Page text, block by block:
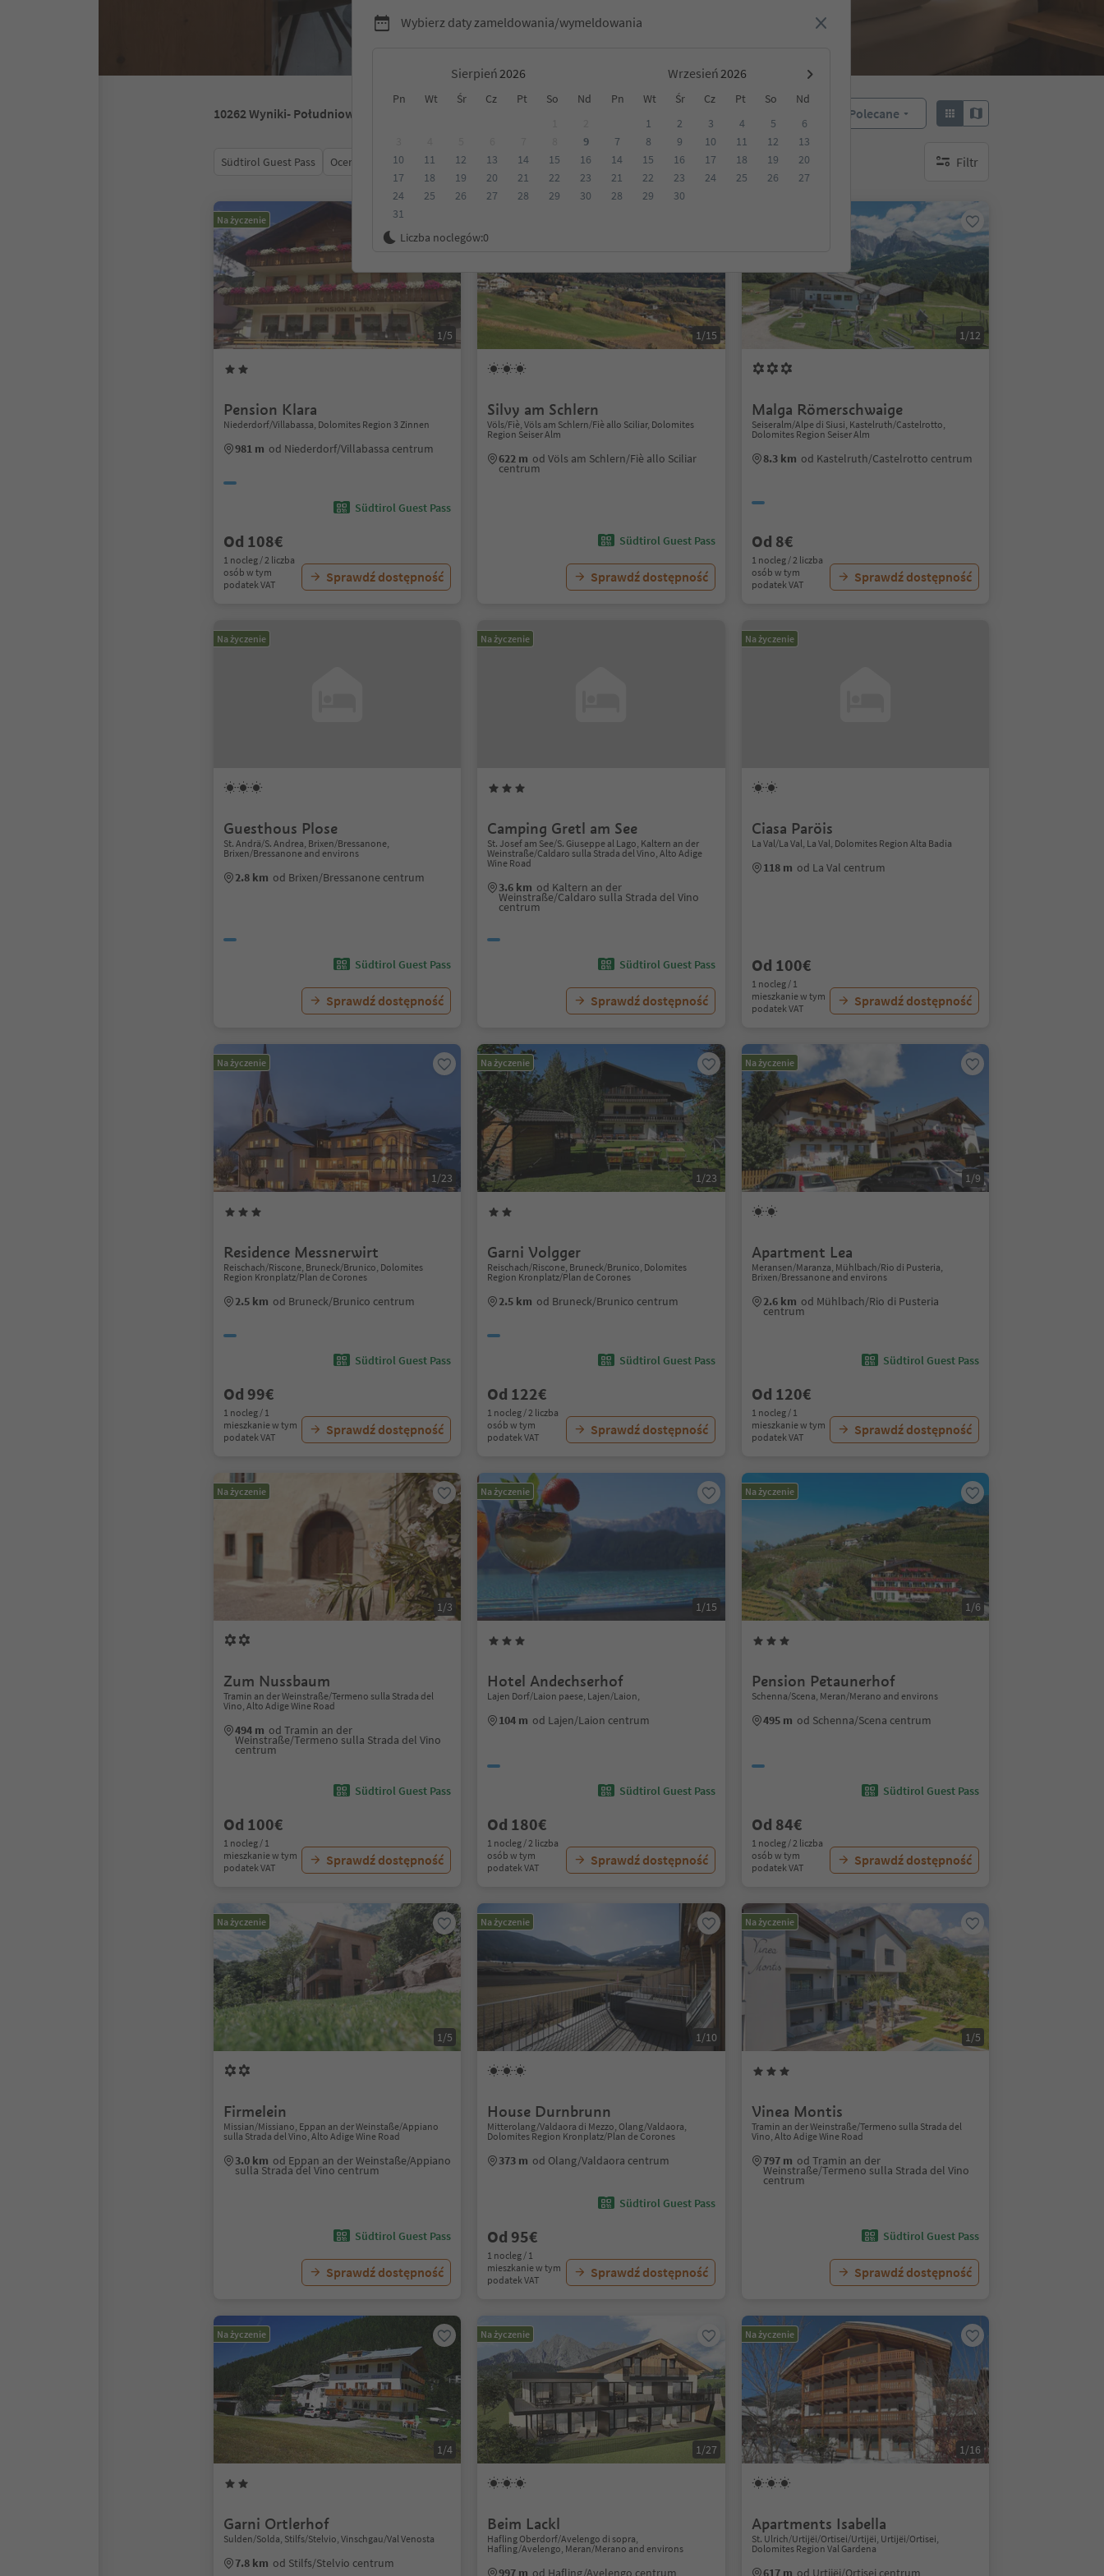
Wybierz daty zameldowania/wymeldowania
Sierpień Wrzesień
Pn Wt Śr Cz Pt So Nd Pn Wt Śr Cz Pt So
Nd
9
10
11 12 13 14 15
16
17
18 19 20 21 22
23
24
25 26 27 28 29
30
31
1 2 3 4 5
6
7
8 9 10 11 12
13
14
15 16 17 18 19
20
21
22 23 24 25 26
27
28
29 30
Liczba noclegów:0
10262Wyniki- Południowy Tyrol Polecane
Südtirol Guest Pass Ocena Kategoria Opcje wyżywienia Ekologiczne zakwaterowanie Filtr
brak aktywnych filtrów
Na życzenie
1/5
Pension Klara
Niederdorf/Villabassa, Dolomites Region 3 Zinnen
981 m od Niederdorf/Villabassa centrum
Südtirol Guest Pass
Od 108€
1 nocleg / 2 liczba
osób w tym
podatek VAT
Sprawdź dostępność
1/15
Silvy am Schlern
Völs/Fiè, Völs am Schlern/Fiè allo Sciliar, Dolomites
Region Seiser Alm
622 m od Völs am Schlern/Fiè allo Sciliar
centrum
Südtirol Guest Pass
Sprawdź dostępność
1/12
Malga Römerschwaige
Seiseralm/Alpe di Siusi, Kastelruth/Castelrotto,
Dolomites Region Seiser Alm
8.3 km od Kastelruth/Castelrotto centrum
Od 8€
1 nocleg / 2 liczba
osób w tym
podatek VAT
Sprawdź dostępność
Na życzenie
Guesthous Plose
St. Andrä/S. Andrea, Brixen/Bressanone,
Brixen/Bressanone and environs
2.8 km od Brixen/Bressanone centrum
Südtirol Guest Pass
Sprawdź dostępność
Na życzenie
Camping Gretl am See
St. Josef am See/S. Giuseppe al Lago, Kaltern an der
Weinstraße/Caldaro sulla Strada del Vino, Alto Adige
Wine Road
3.6 km od Kaltern an der
Weinstraße/Caldaro sulla Strada del Vino
centrum
Südtirol Guest Pass
Sprawdź dostępność
Na życzenie
Ciasa Paröis
La Val/La Val, La Val, Dolomites Region Alta Badia
118 m od La Val centrum
Od 100€
1 nocleg / 1
mieszkanie w tym
podatek VAT
Sprawdź dostępność
Na życzenie
1/23
Residence Messnerwirt
Reischach/Riscone, Bruneck/Brunico, Dolomites
Region Kronplatz/Plan de Corones
2.5 km od Bruneck/Brunico centrum
Südtirol Guest Pass
Od 99€
1 nocleg / 1
mieszkanie w tym
podatek VAT
Sprawdź dostępność
Na życzenie
1/23
Garni Volgger
Reischach/Riscone, Bruneck/Brunico, Dolomites
Region Kronplatz/Plan de Corones
2.5 km od Bruneck/Brunico centrum
Südtirol Guest Pass
Od 122€
1 nocleg / 2 liczba
osób w tym
podatek VAT
Sprawdź dostępność
Na życzenie
1/9
Apartment Lea
Meransen/Maranza, Mühlbach/Rio di Pusteria,
Brixen/Bressanone and environs
2.6 km od Mühlbach/Rio di Pusteria
centrum
Südtirol Guest Pass
Od 120€
1 nocleg / 1
mieszkanie w tym
podatek VAT
Sprawdź dostępność
Na życzenie
1/3
Zum Nussbaum
Tramin an der Weinstraße/Termeno sulla Strada del
Vino, Alto Adige Wine Road
494 m od Tramin an der
Weinstraße/Termeno sulla Strada del Vino
centrum
Südtirol Guest Pass
Od 100€
1 nocleg / 1
mieszkanie w tym
podatek VAT
Sprawdź dostępność
Na życzenie
1/15
Hotel Andechserhof
Lajen Dorf/Laion paese, Lajen/Laion,
104 m od Lajen/Laion centrum
Südtirol Guest Pass
Od 180€
1 nocleg / 2 liczba
osób w tym
podatek VAT
Sprawdź dostępność
Na życzenie
1/6
Pension Petaunerhof
Schenna/Scena, Meran/Merano and environs
495 m od Schenna/Scena centrum
Südtirol Guest Pass
Od 84€
1 nocleg / 2 liczba
osób w tym
podatek VAT
Sprawdź dostępność
Na życzenie
1/5
Firmelein
Missian/Missiano, Eppan an der Weinstaße/Appiano
sulla Strada del Vino, Alto Adige Wine Road
3.0 km od Eppan an der Weinstaße/Appiano
sulla Strada del Vino centrum
Südtirol Guest Pass
Sprawdź dostępność
Na życzenie
1/10
House Durnbrunn
Mitterolang/Valdaora di Mezzo, Olang/Valdaora,
Dolomites Region Kronplatz/Plan de Corones
373 m od Olang/Valdaora centrum
Südtirol Guest Pass
Od 95€
1 nocleg / 1
mieszkanie w tym
podatek VAT
Sprawdź dostępność
Na życzenie
1/5
Vinea Montis
Tramin an der Weinstraße/Termeno sulla Strada del
Vino, Alto Adige Wine Road
797 m od Tramin an der
Weinstraße/Termeno sulla Strada del Vino
centrum
Südtirol Guest Pass
Sprawdź dostępność
Na życzenie
1/4
Garni Ortlerhof
Sulden/Solda, Stilfs/Stelvio, Vinschgau/Val Venosta
7.8 km od Stilfs/Stelvio centrum
Na życzenie
1/27
Beim Lackl
Hafling Oberdorf/Avelengo di sopra,
Hafling/Avelengo, Meran/Merano and environs
997 m od Hafling/Avelengo centrum
Na życzenie
1/16
Apartments Isabella
St. Ulrich/Urtijëi/Ortisei/Urtijëi, Urtijëi/Ortisei,
Dolomites Region Val Gardena
617 m od Urtijëi/Ortisei centrum